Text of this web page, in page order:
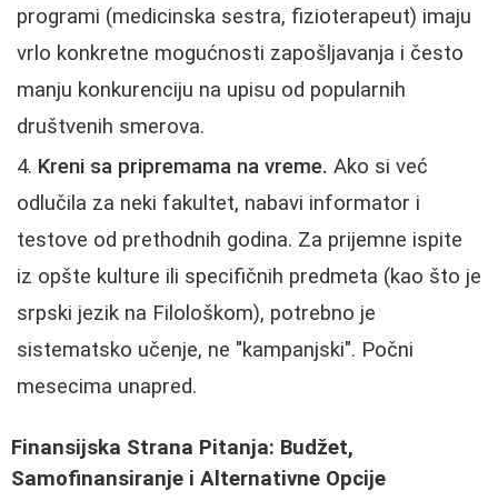
programi (medicinska sestra, fizioterapeut) imaju
vrlo konkretne mogućnosti zapošljavanja i često
manju konkurenciju na upisu od popularnih
društvenih smerova.
Kreni sa pripremama na vreme. Ako si već
odlučila za neki fakultet, nabavi informator i
testove od prethodnih godina. Za prijemne ispite
iz opšte kulture ili specifičnih predmeta (kao što je
srpski jezik na Filološkom), potrebno je
sistematsko učenje, ne "kampanjski". Počni
mesecima unapred.
Finansijska Strana Pitanja: Budžet,
Samofinansiranje i Alternativne Opcije